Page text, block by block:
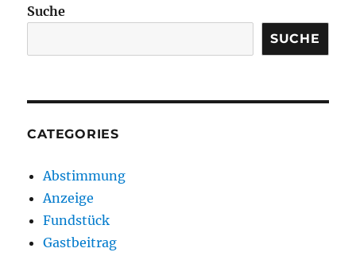
Suche
SUCHE
CATEGORIES
Abstimmung
Anzeige
Fundstück
Gastbeitrag